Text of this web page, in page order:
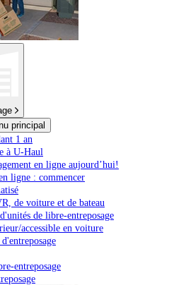
principal
1 an
à U-Haul
en ligne aujourd’hui!
ligne : commencer
de voiture et de bateau
de libre-entreposage
accessible en voiture
entreposage